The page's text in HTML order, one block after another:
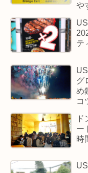
や
テ
グ
め
コ
ー
時